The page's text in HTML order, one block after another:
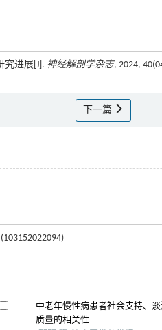
究进展[J]. 神经解剖学杂志, 2024,
下一篇